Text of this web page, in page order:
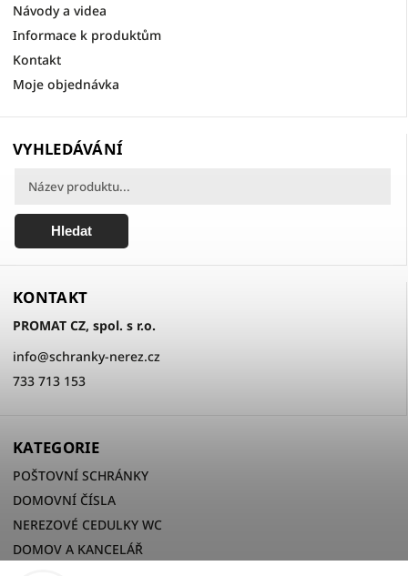
Návody a videa
Informace k produktům
Kontakt
Moje objednávka
VYHLEDÁVÁNÍ
Hledat
KONTAKT
PROMAT CZ, spol. s r.o.
info@schranky-nerez.cz
733 713 153
KATEGORIE
POŠTOVNÍ SCHRÁNKY
DOMOVNÍ ČÍSLA
NEREZOVÉ CEDULKY WC
DOMOV A KANCELÁŘ